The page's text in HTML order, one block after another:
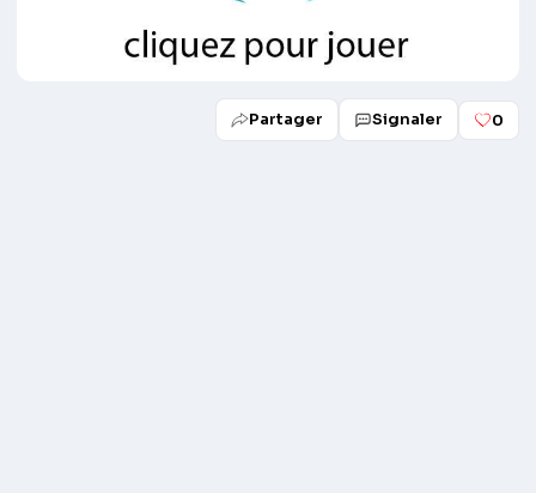
Partager Signaler 0